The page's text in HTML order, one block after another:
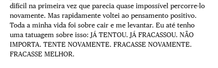
difícil na primeira vez que parecia quase impossível percorre-lo
novamente. Mas rapidamente voltei ao pensamento positivo.
Toda a minha vida foi sobre cair e me levantar. Eu até tenho
uma tatuagem sobre isso: JÁ TENTOU. JÁ FRACASSOU. NÃO
IMPORTA. TENTE NOVAMENTE. FRACASSE NOVAMENTE.
FRACASSE MELHOR.